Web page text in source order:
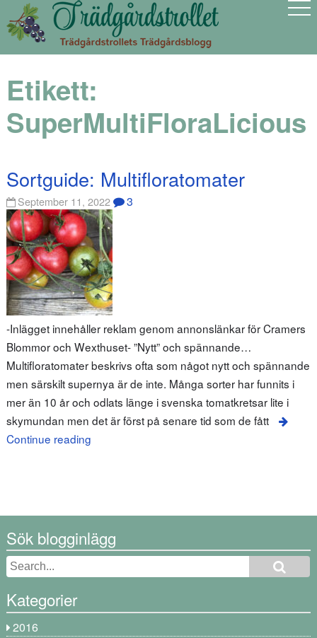
Etikett:
SuperMultiFloraLicious
Sortguide: Multifloratomater
September 11, 2022 3
-Inlägget innehåller reklam genom annonslänkar för Cramers
Blommor och Wexthuset- ”Nytt” och spännande…
Multifloratomater beskrivs ofta som något nytt och spännande
men särskilt supernya är de inte. Många sorter har funnits i
mer än 10 år och odlats länge i svenska tomatkretsar lite i
skymundan men det är först på senare tid som de fått
Continue reading
Sök blogginlägg
Kategorier
2016